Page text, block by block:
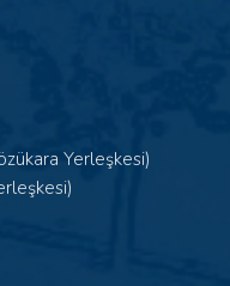
Yerleşkesi)